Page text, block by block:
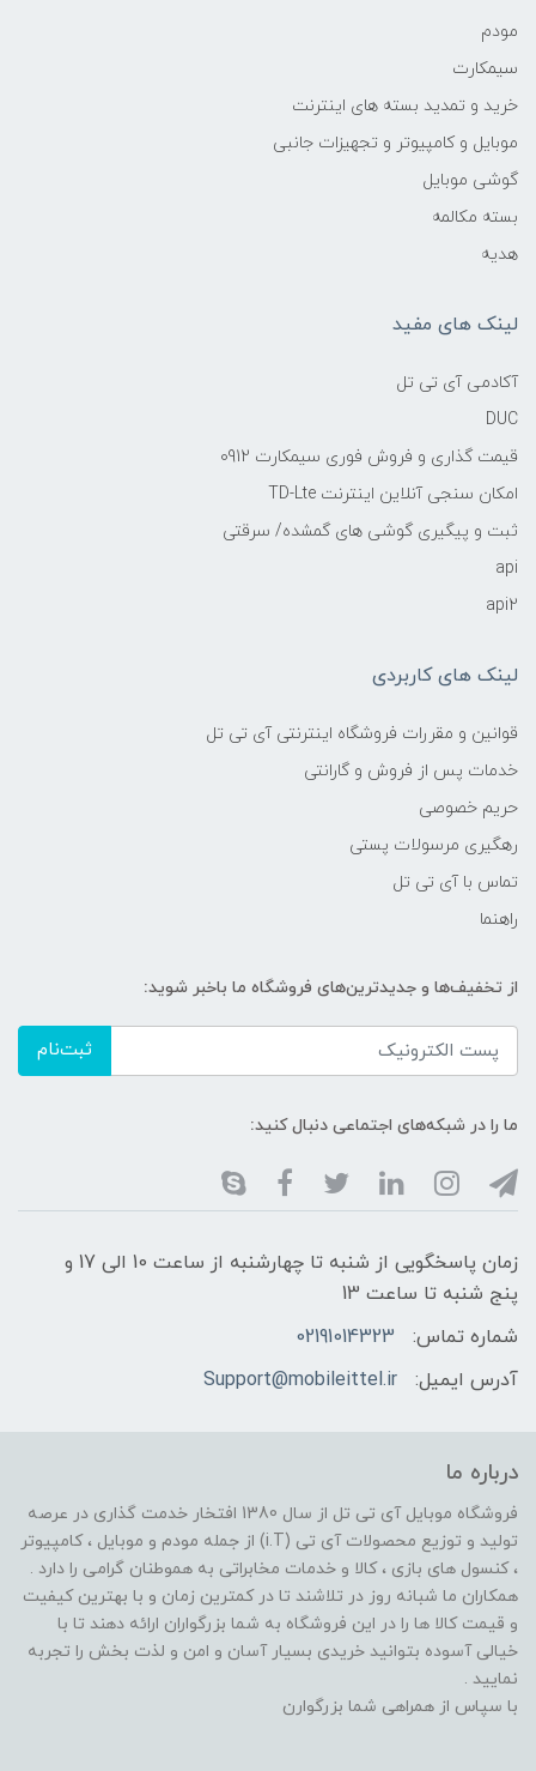
مودم
سیمکارت
خرید و تمدید بسته های اینترنت
موبایل و کامپیوتر و تجهیزات جانبی
گوشی موبایل
بسته مکالمه
هدیه
لینک های مفید
آکادمی آی تی تل
DUC
قیمت گذاری و فروش فوری سیمکارت 0912
امکان سنجی آنلاین اینترنت TD-Lte
ثبت و پیگیری گوشی های گمشده/ سرقتی
api
api2
لینک های کاربردی
قوانین و مقررات فروشگاه اینترنتی آی تی تل
خدمات پس از فروش و گارانتی
حریم خصوصی
رهگیری مرسولات پستی
تماس با آی تی تل
راهنما
از تخفیف‌ها و جدیدترین‌های فروشگاه ما باخبر شوید:
ثبت‌نام
ما را در شبکه‌های اجتماعی دنبال کنید:
زمان پاسخگویی از شنبه تا چهارشنبه از ساعت 10 الی 17 و
پنج شنبه تا ساعت 13
شماره تماس:
02191014323
آدرس ایمیل:
Support@mobileittel.ir
درباره ما
فروشگاه موبایل آی تی تل از سال 1380 افتخار خدمت گذاری در عرصه
تولید و توزیع محصولات آی تی (i.T) از جمله مودم و موبایل ، کامپیوتر
، کنسول های بازی ، کالا و خدمات مخابراتی به هموطنان گرامی را دارد .
همکاران ما شبانه روز در تلاشند تا در کمترین زمان و با بهترین کیفیت
و قیمت کالا ها را در این فروشگاه به شما بزرگواران ارائه دهند تا با
خیالی آسوده بتوانید خریدی بسیار آسان و امن و لذت بخش را تجربه
نمایید .
با سپاس از همراهی شما بزرگوارن